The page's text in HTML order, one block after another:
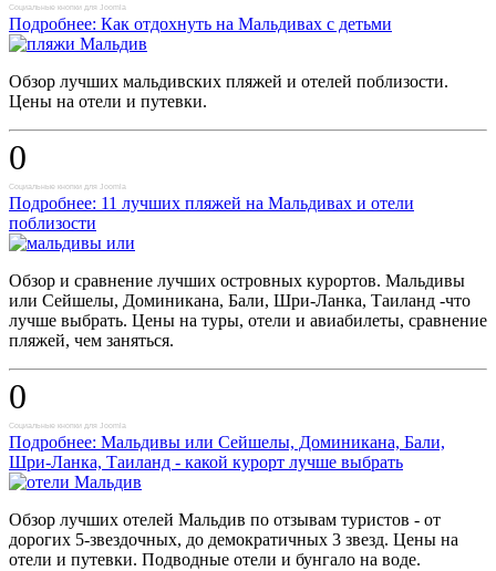
Социальные кнопки для Joomla
Подробнее: Как отдохнуть на Мальдивах с детьми
Обзор лучших мальдивских пляжей и отелей поблизости.
Цены на отели и путевки.
0
Социальные кнопки для Joomla
Подробнее: 11 лучших пляжей на Мальдивах и отели
поблизости
Обзор и сравнение лучших островных курортов. Мальдивы
или Сейшелы, Доминикана, Бали, Шри-Ланка, Таиланд -что
лучше выбрать. Цены на туры, отели и авиабилеты, сравнение
пляжей, чем заняться.
0
Социальные кнопки для Joomla
Подробнее: Мальдивы или Сейшелы, Доминикана, Бали,
Шри-Ланка, Таиланд - какой курорт лучше выбрать
Обзор лучших отелей Мальдив по отзывам туристов - от
дорогих 5-звездочных, до демократичных 3 звезд. Цены на
отели и путевки. Подводные отели и бунгало на воде.